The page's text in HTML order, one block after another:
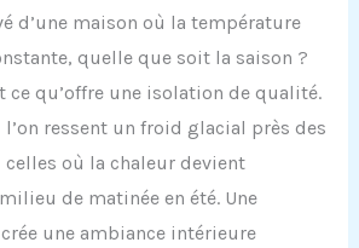
d’une maison où la température
quelle que soit la saison ?
ce qu’offre une isolation de qualité.
ressent un froid glacial près des
où la chaleur devient
de matinée en été. Une
une ambiance intérieure